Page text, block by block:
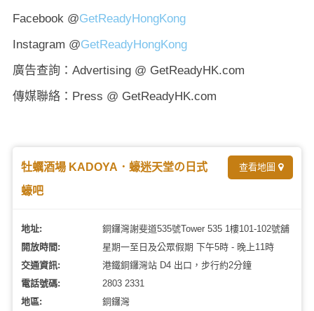
Facebook @GetReadyHongKong
Instagram @GetReadyHongKong
廣告查詢：Advertising @ GetReadyHK.com
傳媒聯絡：Press @ GetReadyHK.com
牡蠣酒場 KADOYA．蠔迷天堂の日式
蠔吧
查看地圖
地址:
銅鑼灣謝斐道535號Tower 535 1樓101-102號舖
開放時間:
星期一至日及公眾假期 下午5時 - 晚上11時
交通資訊:
港鐵銅鑼灣站 D4 出口，步行約2分鐘
電話號碼:
2803 2331
地區:
銅鑼灣